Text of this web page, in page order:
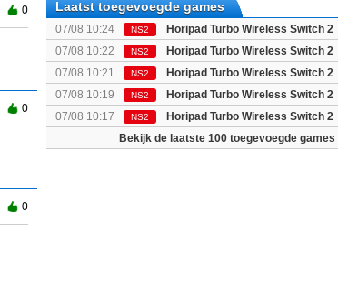
0
0
0
Laatst toegevoegde games
07/08 10:24 NS2
Horipad Turbo Wireless Switch 2
Controller (Pokemon...
07/08 10:22 NS2
Horipad Turbo Wireless Switch 2
Controller (Pokemon...
07/08 10:21 NS2
Horipad Turbo Wireless Switch 2
Controller (Animal C...
07/08 10:19 NS2
Horipad Turbo Wireless Switch 2
Controller (Umbreon...
07/08 10:17 NS2
Horipad Turbo Wireless Switch 2
Controller (Ditto)Bekijk de laatste 100 toegevoegde games